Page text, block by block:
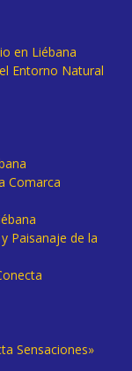
en Liébana
Entorno Natural
Comarca
Paisanaje de la
Sensaciones»